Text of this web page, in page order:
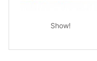
Show!